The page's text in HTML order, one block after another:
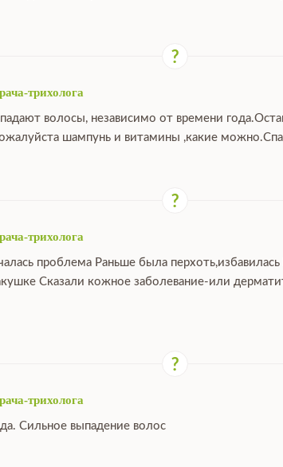
трихолога
волосы, независимо от времени
шампунь и витамины ,какие
трихолога
проблема Раньше была
Сказали кожное заболевание-или
трихолога
Сильное выпадение волос